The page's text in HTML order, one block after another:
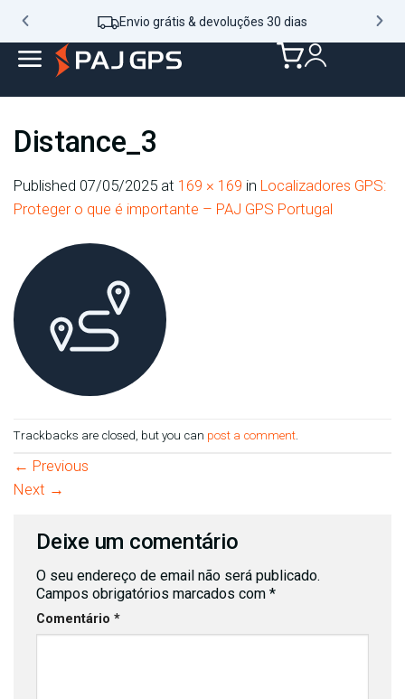
Envio grátis & devoluções 30 dias
Distance_3
Published 07/05/2025 at 169 × 169 in Localizadores GPS:
Proteger o que é importante – PAJ GPS Portugal
Trackbacks are closed, but you can post a comment.
← Previous
Next →
Deixe um comentário
O seu endereço de email não será publicado.
Campos obrigatórios marcados com *
Comentário *